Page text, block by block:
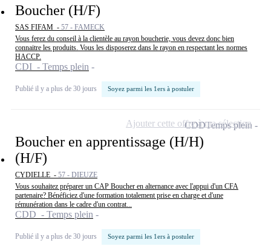
Boucher (H/F)
SAS FIFAM - 57 - FAMECK
Vous ferez du conseil à la clientèle au rayon boucherie, vous devez donc bien
connaitre les produits. Vous les disposerez dans le rayon en respectant les normes
HACCP.
CDI - Temps plein
Publié il y a plus de 30 jours Soyez parmi les 1ers à postuler
Boucher en apprentissage (H/H)
(H/F)
CYDIELLE - 57 - DIEUZE
Vous souhaitez préparer un CAP Boucher en alternance avec l'appui d'un CFA
partenaire? Bénéficiez d'une formation totalement prise en charge et d'une
rémunération dans le cadre d'un contrat...
CDD - Temps plein
Publié il y a plus de 30 jours Soyez parmi les 1ers à postuler
CDDTemps plein
Ajouter cette offre à ma sélection